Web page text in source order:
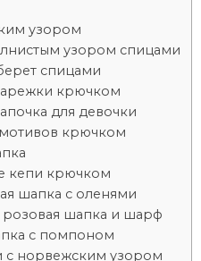
узором
узором спицами
спицами
крючком
для девочки
крючком
кепи крючком
шапка с оленями
шапка и шарф
с помпоном
с норвежским узором